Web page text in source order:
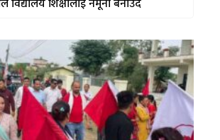
विद्यालय शिक्षालाई नमूना बनाउदै